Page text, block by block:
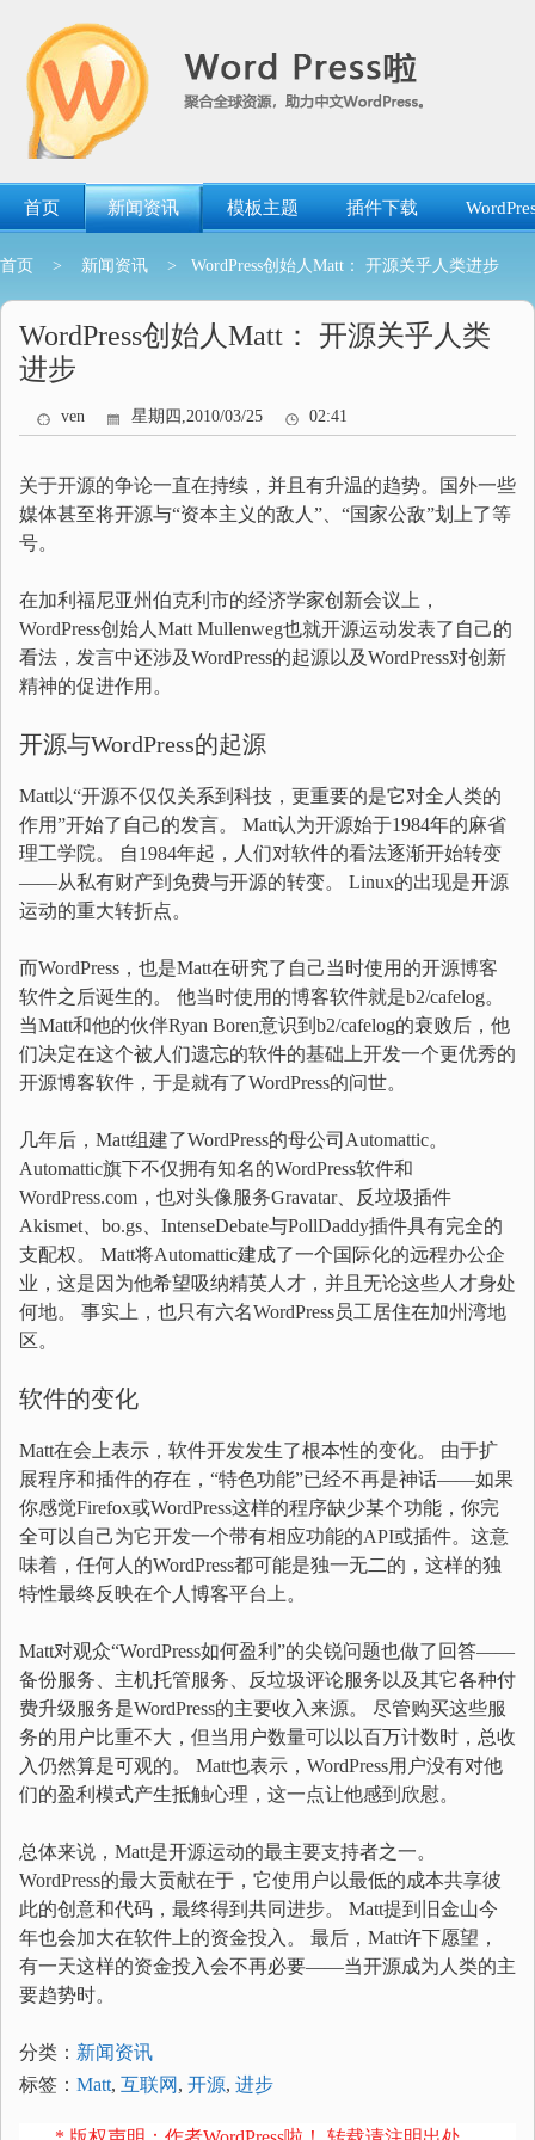
首页 新闻资讯 模板主题 插件下载
首页 > 新闻资讯 > WordPress创始人Matt： 开源关乎人类进步
WordPress创始人Matt： 开源关乎人类
进步
ven 星期四,2010/03/25 02:41
关于开源的争论一直在持续，并且有升温的趋势。国外一些
媒体甚至将开源与“资本主义的敌人”、“国家公敌”划上了等
号。
在加利福尼亚州伯克利市的经济学家创新会议上，
WordPress创始人Matt Mullenweg也就开源运动发表了自己的
看法，发言中还涉及WordPress的起源以及WordPress对创新
精神的促进作用。
开源与WordPress的起源
Matt以“开源不仅仅关系到科技，更重要的是它对全人类的
作用”开始了自己的发言。 Matt认为开源始于1984年的麻省
理工学院。 自1984年起，人们对软件的看法逐渐开始转变
——从私有财产到免费与开源的转变。 Linux的出现是开源
运动的重大转折点。
而WordPress，也是Matt在研究了自己当时使用的开源博客
软件之后诞生的。 他当时使用的博客软件就是b2/cafelog。
当Matt和他的伙伴Ryan Boren意识到b2/cafelog的衰败后，他
们决定在这个被人们遗忘的软件的基础上开发一个更优秀的
开源博客软件，于是就有了WordPress的问世。
几年后，Matt组建了WordPress的母公司Automattic。
Automattic旗下不仅拥有知名的WordPress软件和
WordPress.com，也对头像服务Gravatar、反垃圾插件
Akismet、bo.gs、IntenseDebate与PollDaddy插件具有完全的
支配权。 Matt将Automattic建成了一个国际化的远程办公企
业，这是因为他希望吸纳精英人才，并且无论这些人才身处
何地。 事实上，也只有六名WordPress员工居住在加州湾地
区。
软件的变化
Matt在会上表示，软件开发发生了根本性的变化。 由于扩
展程序和插件的存在，“特色功能”已经不再是神话——如果
你感觉Firefox或WordPress这样的程序缺少某个功能，你完
全可以自己为它开发一个带有相应功能的API或插件。这意
味着，任何人的WordPress都可能是独一无二的，这样的独
特性最终反映在个人博客平台上。
Matt对观众“WordPress如何盈利”的尖锐问题也做了回答——
备份服务、主机托管服务、反垃圾评论服务以及其它各种付
费升级服务是WordPress的主要收入来源。 尽管购买这些服
务的用户比重不大，但当用户数量可以以百万计数时，总收
入仍然算是可观的。 Matt也表示，WordPress用户没有对他
们的盈利模式产生抵触心理，这一点让他感到欣慰。
总体来说，Matt是开源运动的最主要支持者之一。
WordPress的最大贡献在于，它使用户以最低的成本共享彼
此的创意和代码，最终得到共同进步。 Matt提到旧金山今
年也会加大在软件上的资金投入。 最后，Matt许下愿望，
有一天这样的资金投入会不再必要——当开源成为人类的主
要趋势时。
分类： 新闻资讯
标签： Matt, 互联网 , 开源, 进步